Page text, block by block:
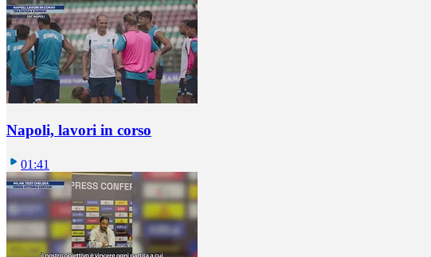
Napoli, lavori in corso
01:41